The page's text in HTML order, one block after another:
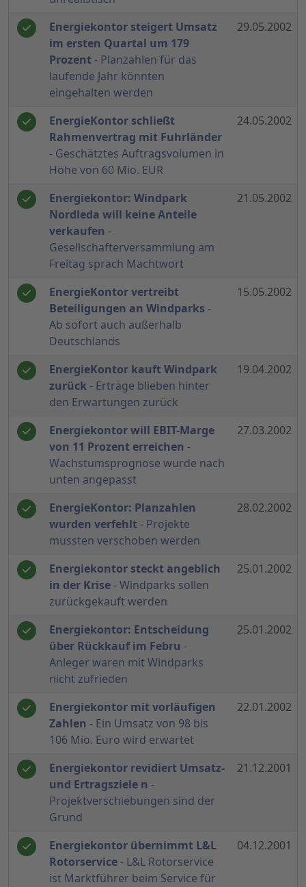
Energiekontor steigert Umsatz
im ersten Quartal um 179
Prozent - Planzahlen für das
laufende Jahr könnten
eingehalten werden
29.05.2002
EnergieKontor schließt
Rahmenvertrag mit Fuhrländer
- Geschätztes Auftragsvolumen in
Höhe von 60 Mio. EUR
24.05.2002
Energiekontor: Windpark
Nordleda will keine Anteile
verkaufen -
Gesellschafterversammlung am
Freitag sprach Machtwort
21.05.2002
EnergieKontor vertreibt
Beteiligungen an Windparks -
Ab sofort auch außerhalb
Deutschlands
15.05.2002
EnergieKontor kauft Windpark
zurück - Erträge blieben hinter
den Erwartungen zurück
19.04.2002
Energiekontor will EBIT-Marge
von 11 Prozent erreichen -
Wachstumsprognose wurde nach
unten angepasst
27.03.2002
EnergieKontor: Planzahlen
wurden verfehlt - Projekte
mussten verschoben werden
28.02.2002
Energiekontor steckt angeblich
in der Krise- Windparks sollen
zurückgekauft werden
25.01.2002
Energiekontor: Entscheidung
über Rückkauf im Febru -
Anleger waren mit Windparks
nicht zufrieden
25.01.2002
Energiekontor mit vorläufigen
Zahlen - Ein Umsatz von 98 bis
106 Mio. Euro wird erwartet
22.01.2002
Energiekontor revidiert Umsatz-
und Ertragsziele n -
Projektverschiebungen sind der
Grund
21.12.2001
Energiekontor übernimmt L&L
Rotorservice- L&L Rotorservice
ist Marktführer beim Service für
04.12.2001